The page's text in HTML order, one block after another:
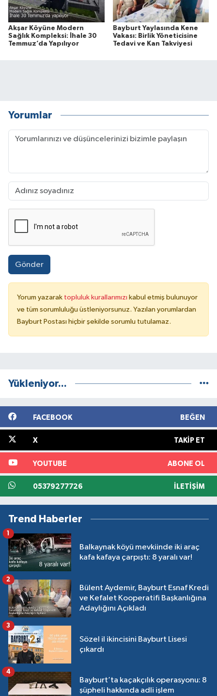
Akşar Köyüne Modern
Sağlık Kompleksi: İhale 30
Temmuz’da Yapılıyor
Bayburt Yaylasında Kene
Vakası: Birlik Yöneticisine
Tedavi ve Kan Takviyesi
Yorumlar
Gönder
Yorum yazarak topluluk kurallarımızı kabul etmiş bulunuyor
ve tüm sorumluluğu üstleniyorsunuz. Yazılan yorumlardan
Bayburt Postası hiçbir şekilde sorumlu tutulamaz.
Yükleniyor...
FACEBOOK BEĞEN
X TAKIP ET
YOUTUBE ABONE OL
05379277726 İLETIŞIM
Trend Haberler
Balkaynak köyü mevkiinde iki araç
kafa kafaya çarpıştı: 8 yaralı var!
1
Bülent Aydemir, Bayburt Esnaf Kredi
ve Kefalet Kooperatifi Başkanlığına
Adaylığını Açıkladı
2
Sözel il ikincisini Bayburt Lisesi
çıkardı
3
Bayburt’ta kaçakçılık operasyonu: 8
şüpheli hakkında adli işlem
4